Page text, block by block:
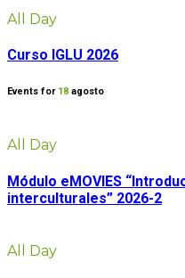
All Day
Curso IGLU 2026
Events for 18 agosto
All Day
Módulo eMOVIES
interculturales” 2026-2
All Day